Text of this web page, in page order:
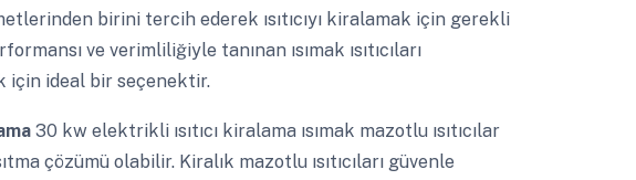
birini tercih ederek ısıtıcıyı kiralamak için gerekli
ve verimliliğiyle tanınan ısımak ısıtıcıları
için ideal bir seçenektir.
30 kw elektrikli ısıtıcı kiralama ısımak mazotlu ısıtıcılar
çözümü olabilir. Kiralık mazotlu ısıtıcıları güvenle